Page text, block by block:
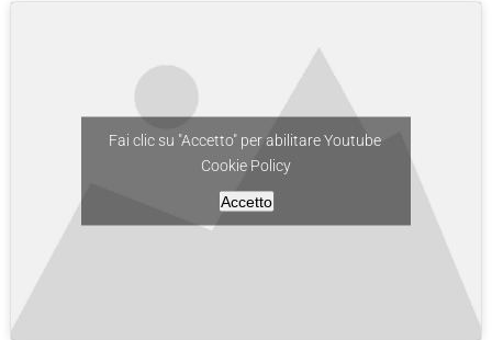
Fai clic su "Accetto" per abilitare Youtube
Cookie Policy
Accetto